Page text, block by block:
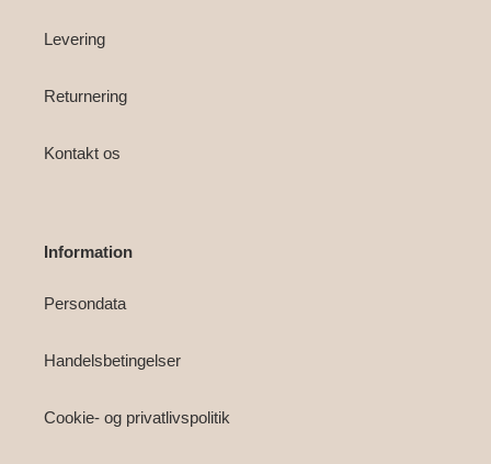
Levering
Returnering
Kontakt os
Information
Persondata
Handelsbetingelser
Cookie- og privatlivspolitik